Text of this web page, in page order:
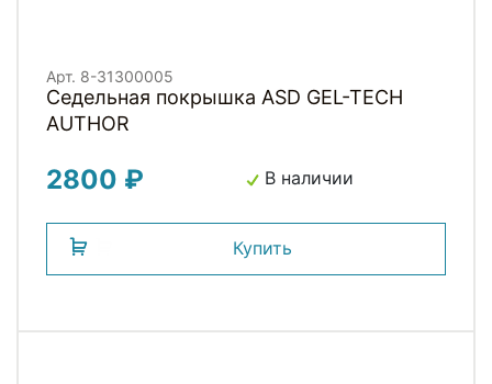
Арт. 8-31300005
Седельная покрышка ASD GEL-TECH
AUTHOR
2800 ₽ В наличии
Купить